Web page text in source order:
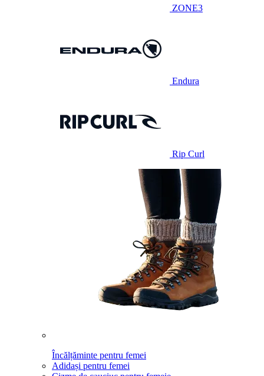
ZONE3
Endura
Rip Curl
Încălțăminte pentru femei
Adidași pentru femei